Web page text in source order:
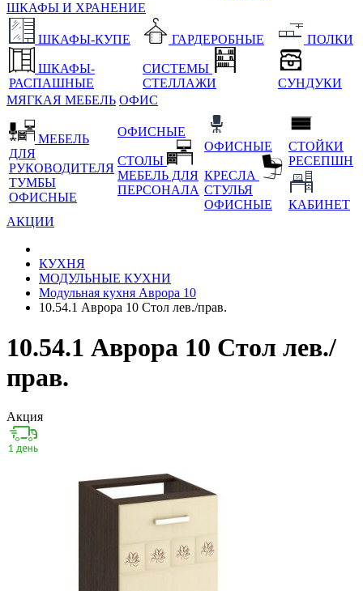
ШКАФЫ И ХРАНЕНИЕ
ШКАФЫ-КУПЕ
ШКАФЫ-
РАСПАШНЫЕ
ГАРДЕРОБНЫЕ
СИСТЕМЫ
СТЕЛЛАЖИ
ПОЛКИ
СУНДУКИ
МЯГКАЯ МЕБЕЛЬ ОФИС
МЕБЕЛЬ
ДЛЯ
РУКОВОДИТЕЛЯ
ТУМБЫ
ОФИСНЫЕ
ОФИСНЫЕ
СТОЛЫ
МЕБЕЛЬ ДЛЯ
ПЕРСОНАЛА
ОФИСНЫЕ
КРЕСЛА
СТУЛЬЯ
ОФИСНЫЕ
СТОЙКИ
РЕСЕПШН
КАБИНЕТ
АКЦИИ
КУХНЯ
МОДУЛЬНЫЕ КУХНИ
Модульная кухня Аврора 10
10.54.1 Аврора 10 Стол лев./прав.
10.54.1 Аврора 10 Стол лев./
прав.
Акция